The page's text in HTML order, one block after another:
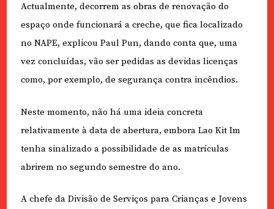
Actualmente, decorrem as obras de renovação do
espaço onde funcionará a creche, que fica localizado
no NAPE, explicou Paul Pun, dando conta que, uma
vez concluídas, vão ser pedidas as devidas licenças
como, por exemplo, de segurança contra incêndios.
Neste momento, não há uma ideia concreta
relativamente à data de abertura, embora Lao Kit Im
tenha sinalizado a possibilidade de as matrículas
abrirem no segundo semestre do ano.
A chefe da Divisão de Serviços para Crianças e Jovens